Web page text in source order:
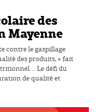
des
Mayenne
contre le gaspillage
des produits, « fait
Le défi du
de qualité et